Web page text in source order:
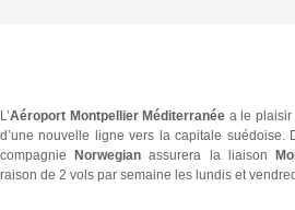
L’Aéroport Montpellier Méditerranée a le plaisir
d’une nouvelle ligne vers la capitale suédoise.
compagnie
Norwegian assurera la liaison
raison de 2 vols par semaine les lundis et